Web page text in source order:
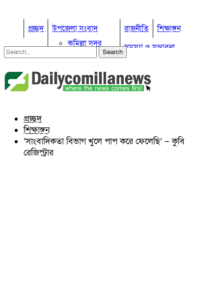
প্রচ্ছদ
উপজেলা সংবাদ
কুমিল্লা সদর
কুমিল্লা সদর দক্ষিণ
ব্রাহ্মণপাড়া
লাকসাম
লালমাই
রাজনীতি
শিক্ষাঙ্গন
সমস্যা ও সম্ভাবনা
কুমিল্লা ভোটের হাওয়া
কুমিল্লার ঐতিহ্য
বিখ্যাত ব্যাক্তিত্ব
প্রচ্ছদ
শিক্ষাঙ্গন
‘সাংবাদিকতা বিভাগ খুলে পাপ করে ফেলেছি’ – কুবি
রেজিস্ট্রার